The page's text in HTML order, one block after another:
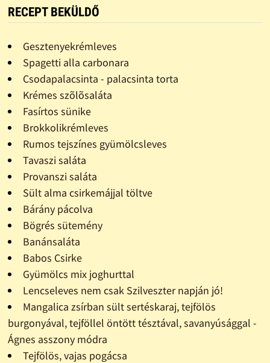
RECEPT BEKÜLDŐ
Gesztenyekrémleves
Spagetti alla carbonara
Csodapalacsinta - palacsinta torta
Krémes szõlõsaláta
Fasírtos sünike
Brokkolikrémleves
Rumos tejszínes gyümölcsleves
Tavaszi saláta
Provanszi saláta
Sült alma csirkemájjal töltve
Bárány pácolva
Bögrés sütemény
Banánsaláta
Babos Csirke
Gyümölcs mix joghurttal
Lencseleves nem csak Szilveszter napján jó!
Mangalica zsírban sült sertéskaraj, tejfölös
burgonyával, tejföllel öntött tésztával, savanyúsággal -
Ágnes asszony módra
Tejfölös, vajas pogácsa